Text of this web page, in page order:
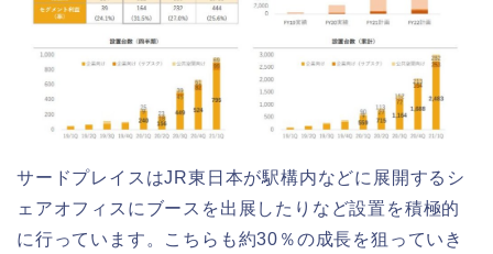
サードプレイスはJR東日本が駅構内などに展開するシ
ェアオフィスにブースを出展したりなど設置を積極的
に行っています。こちらも約30％の成長を狙っていき